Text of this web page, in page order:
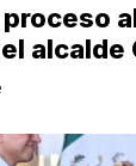
alcalde